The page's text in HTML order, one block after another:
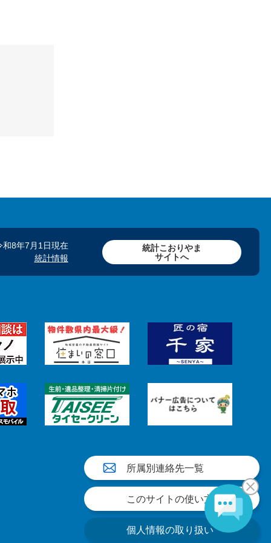
和8年7月1日現在
統計情報
統計こおりやま
サイトへ
所属別連絡先一覧
このサイトの使い方
個人情報の取り扱い